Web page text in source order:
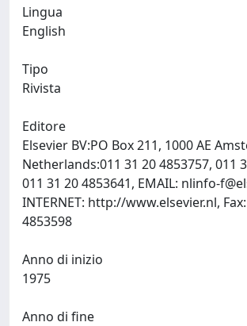
Lingua
Tipo
Rivista
Editore
Elsevier BV:PO Box 211, 1000 AE
Netherlands:011 31 20 4853757, 011
011 31 20 4853641, EMAIL: nlinfo-
INTERNET: http://www.elsevier.nl,
Anno di inizio
Anno di fine